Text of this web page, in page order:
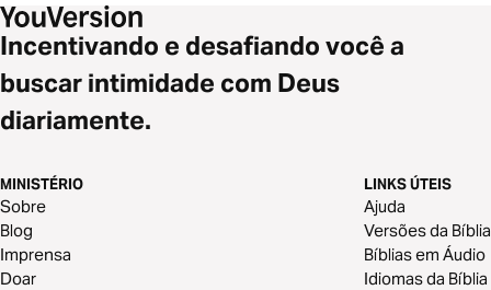
Incentivando e desafiando você a
buscar intimidade com Deus
diariamente.
MINISTÉRIO
Sobre
Blog
Imprensa
Doar
LINKS ÚTEIS
Ajuda
Versões da Bíblia
Bíblias em Áudio
Idiomas da Bíblia